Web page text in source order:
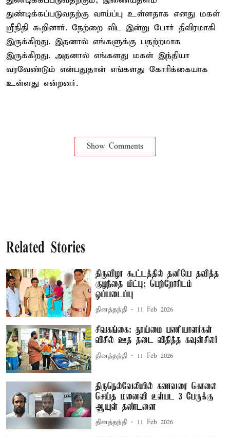
துண்டிக்கப்படுவதற்கு வாய்ப்பு உள்ளதாக எனது மகள்
ஸ்ரீநிதி கூறினார். நேற்றை விட இன்று போர் தீவிரமாகி
இருக்கிறது. இதனால் எங்களுக்கு பதற்றமாக
இருக்கிறது. அதனால் எங்களது மகள் இந்தியா
வரவேண்டும் என்பதுதான் எங்களது கோரிக்கையாக
உள்ளது என்றனர்.
Show Comments
Related Stories
திருவிழா கூட்டத்தில் தனியே தவித்த
குழந்தை மீட்பு; பெற்றோரிடம்
ஒப்படைப்பு
தினத்தந்தி 11 Feb 2026
சிவகங்கை: தூய்மை பணியாளர்கள்
விசில் ஊத தடை விதித்த கவுன்சிலர்
தினத்தந்தி 11 Feb 2026
திருநெல்வேலியில் கணவரை கொலை
செய்த மனைவி உள்பட 3 பேருக்கு
ஆயுள் தண்டனை
தினத்தந்தி 11 Feb 2026